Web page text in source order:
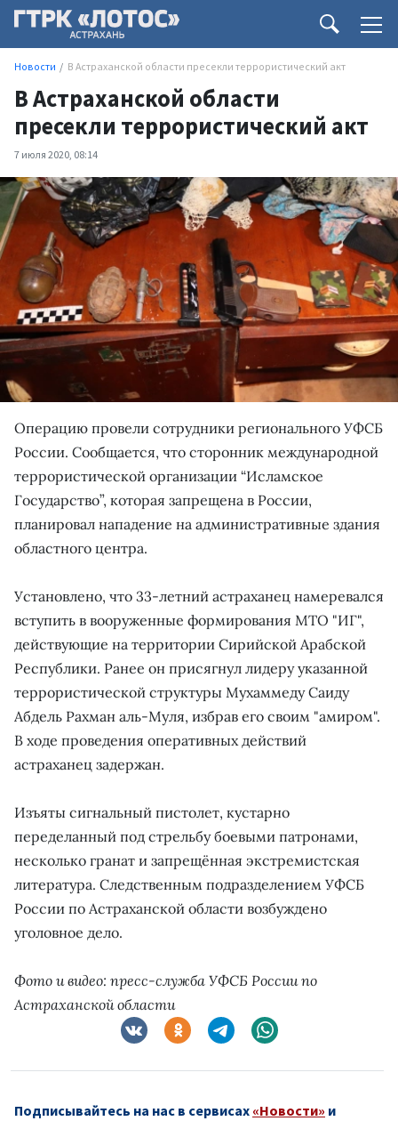
Новости В Астраханской области пресекли террористический акт
В Астраханской области
пресекли террористический акт
7 июля 2020, 08:14
Операцию провели сотрудники регионального УФСБ
России. Сообщается, что сторонник международной
террористической организации “Исламское
Государство”, которая запрещена в России,
планировал нападение на административные здания
областного центра.
Установлено, что 33-летний астраханец намеревался
вступить в вооруженные формирования МТО "ИГ",
действующие на территории Сирийской Арабской
Республики. Ранее он присягнул лидеру указанной
террористической структуры Мухаммеду Саиду
Абдель Рахман аль-Муля, избрав его своим "амиром".
В ходе проведения оперативных действий
астраханец задержан.
Изъяты сигнальный пистолет, кустарно
переделанный под стрельбу боевыми патронами,
несколько гранат и запрещённая экстремистская
литература. Следственным подразделением УФСБ
России по Астраханской области возбуждено
уголовное дело.
Фото и видео: пресс-служба УФСБ России по
Астраханской области
Подписывайтесь на нас в сервисах «Новости» и